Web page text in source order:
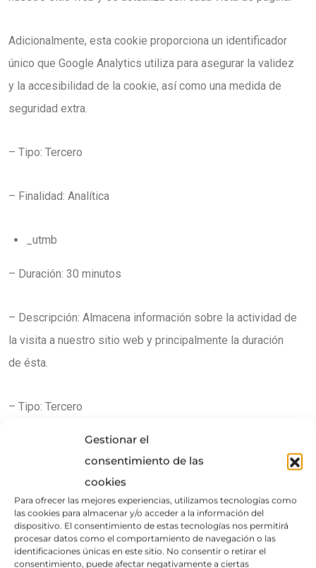
Gestionar el
consentimiento de las
cookies
Para ofrecer las mejores experiencias, utilizamos tecnologías como
las cookies para almacenar y/o acceder a la información del
dispositivo. El consentimiento de estas tecnologías nos permitirá
procesar datos como el comportamiento de navegación o las
identificaciones únicas en este sitio. No consentir o retirar el
consentimiento, puede afectar negativamente a ciertas
Adicionalmente, esta cookie proporciona un identificador
único que Google Analytics utiliza para asegurar la validez
y la accesibilidad de la cookie, así como una medida de
seguridad extra.
– Tipo: Tercero
– Finalidad: Analítica
_utmb
– Duración: 30 minutos
– Descripción: Almacena información sobre la actividad de
la visita a nuestro sitio web y principalmente la duración
de ésta.
– Tipo: Tercero
_utmc
– Duración: Sesión